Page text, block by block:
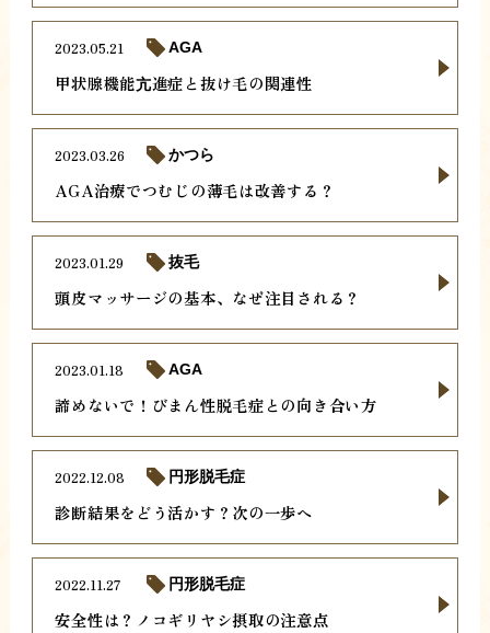
甲状腺機能亢進症と抜け毛の関連性
2023.05.21 AGA
AGA治療でつむじの薄毛は改善する？
2023.03.26 かつら
頭皮マッサージの基本、なぜ注目される？
2023.01.29 抜毛
諦めないで！びまん性脱毛症との向き合い方
2023.01.18 AGA
診断結果をどう活かす？次の一歩へ
2022.12.08 円形脱毛症
安全性は？ノコギリヤシ摂取の注意点
2022.11.27 円形脱毛症